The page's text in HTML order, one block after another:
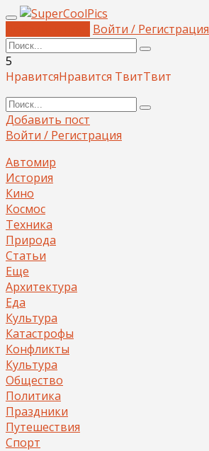
Войти / Регистрация
5
НравитсяНравится ТвитТвит
Добавить пост
Войти / Регистрация
Автомир
История
Кино
Космос
Техника
Природа
Статьи
Еще
Архитектура
Еда
Культура
Катастрофы
Конфликты
Культура
Общество
Политика
Праздники
Путешествия
Спорт